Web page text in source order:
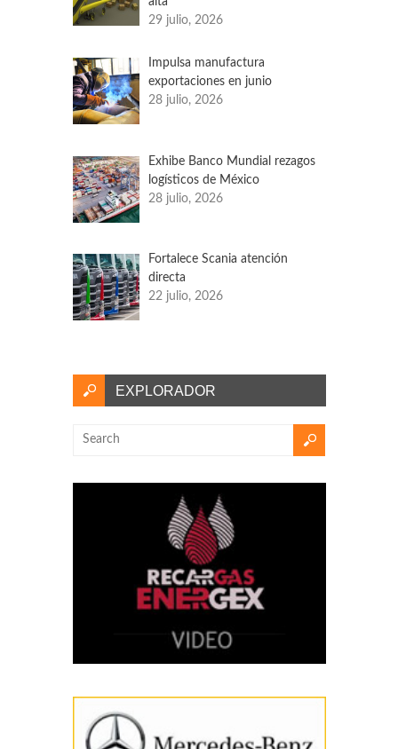
29 julio, 2026
Impulsa manufactura
exportaciones en junio
28 julio, 2026
Exhibe Banco Mundial rezagos
logísticos de México
28 julio, 2026
Fortalece Scania atención
directa
22 julio, 2026
EXPLORADOR